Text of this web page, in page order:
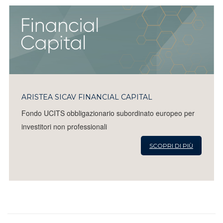
ARISTEA SICAV FINANCIAL CAPITAL
Fondo UCITS obbligazionario subordinato europeo per
investitori non professionali
SCOPRI DI PIÙ